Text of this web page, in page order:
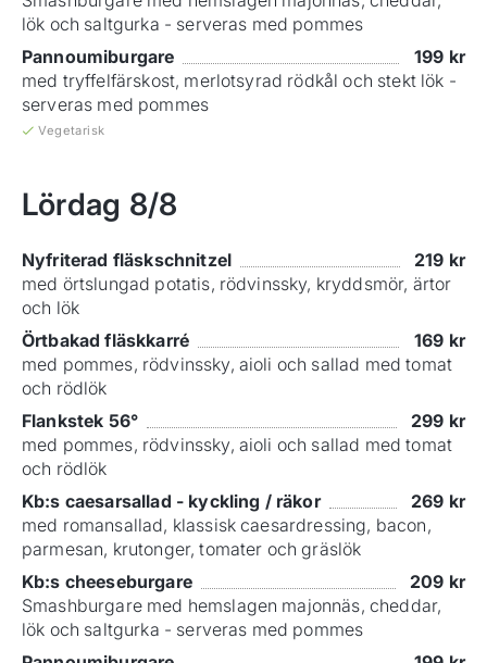
lök och saltgurka - serveras med pommes
Pannoumiburgare
199 kr
med tryffelfärskost, merlotsyrad rödkål och stekt lök -
serveras med pommes
Vegetarisk
Lördag 8/8
Nyfriterad fläskschnitzel 219 kr
med örtslungad potatis, rödvinssky, kryddsmör, ärtor
och lök
Örtbakad fläskkarré
169 kr
med pommes, rödvinssky, aioli och sallad med tomat
och rödlök
Flankstek 56°
299 kr
med pommes, rödvinssky, aioli och sallad med tomat
och rödlök
Kb:s caesarsallad - kyckling / räkor
269 kr
med romansallad, klassisk caesardressing, bacon,
parmesan, krutonger, tomater och gräslök
Kb:s cheeseburgare
209 kr
Smashburgare med hemslagen majonnäs, cheddar,
lök och saltgurka - serveras med pommes